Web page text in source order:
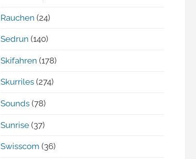
Rauchen (24)
Sedrun (140)
Skifahren (178)
Skurriles (274)
Sounds (78)
Sunrise (37)
Swisscom (36)